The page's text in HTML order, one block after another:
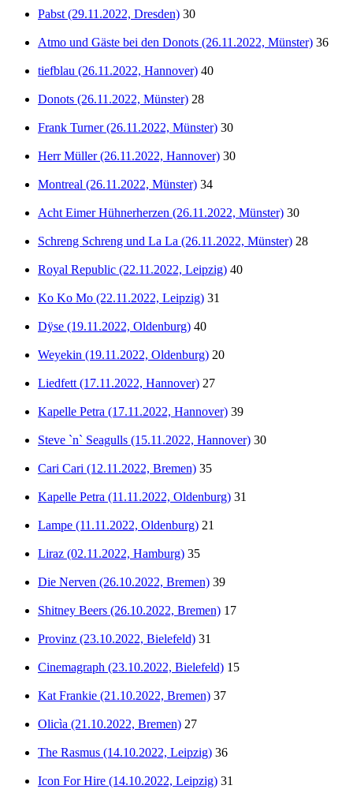
Pabst (29.11.2022, Dresden) 30
Atmo und Gäste bei den Donots (26.11.2022, Münster) 36
tiefblau (26.11.2022, Hannover) 40
Donots (26.11.2022, Münster) 28
Frank Turner (26.11.2022, Münster) 30
Herr Müller (26.11.2022, Hannover) 30
Montreal (26.11.2022, Münster) 34
Acht Eimer Hühnerherzen (26.11.2022, Münster) 30
Schreng Schreng und La La (26.11.2022, Münster) 28
Royal Republic (22.11.2022, Leipzig) 40
Ko Ko Mo (22.11.2022, Leipzig) 31
Dÿse (19.11.2022, Oldenburg) 40
Weyekin (19.11.2022, Oldenburg) 20
Liedfett (17.11.2022, Hannover) 27
Kapelle Petra (17.11.2022, Hannover) 39
Steve `n` Seagulls (15.11.2022, Hannover) 30
Cari Cari (12.11.2022, Bremen) 35
Kapelle Petra (11.11.2022, Oldenburg) 31
Lampe (11.11.2022, Oldenburg) 21
Liraz (02.11.2022, Hamburg) 35
Die Nerven (26.10.2022, Bremen) 39
Shitney Beers (26.10.2022, Bremen) 17
Provinz (23.10.2022, Bielefeld) 31
Cinemagraph (23.10.2022, Bielefeld) 15
Kat Frankie (21.10.2022, Bremen) 37
Olicìa (21.10.2022, Bremen) 27
The Rasmus (14.10.2022, Leipzig) 36
Icon For Hire (14.10.2022, Leipzig) 31